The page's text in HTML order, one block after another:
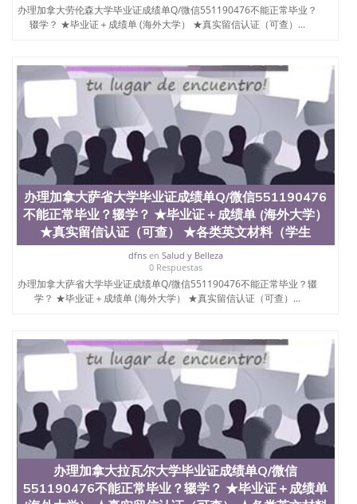
办理加拿大劳伦森大学毕业证成绩单Q/微信551190476不能正常毕业？
辍学？ ★毕业证＋成绩单 (海外大学） ★真实留信认证（可查）...
办理加拿大萨省大学毕业证成绩单Q/微信551190476
不能正常毕业？辍学？ ★毕业证＋成绩单 (海外大学）
★真实留信认证（可查） ★各类英文材料（学生
dfnsen Salud y Belleza
0 Respuestas
办理加拿大萨省大学毕业证成绩单Q/微信551190476不能正常毕业？辍
学？ ★毕业证＋成绩单 (海外大学） ★真实留信认证（可查）...
办理加拿大拉瓦尔大学毕业证成绩单Q/微信
551190476不能正常毕业？辍学？ ★毕业证＋成绩单